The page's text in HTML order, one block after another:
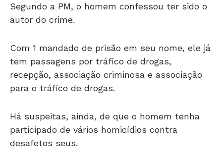
Segundo a PM, o homem confessou ter sido o
autor do crime.
Com 1 mandado de prisão em seu nome, ele já
tem passagens por tráfico de drogas,
recepção, associação criminosa e associação
para o tráfico de drogas.
Há suspeitas, ainda, de que o homem tenha
participado de vários homicídios contra
desafetos seus.